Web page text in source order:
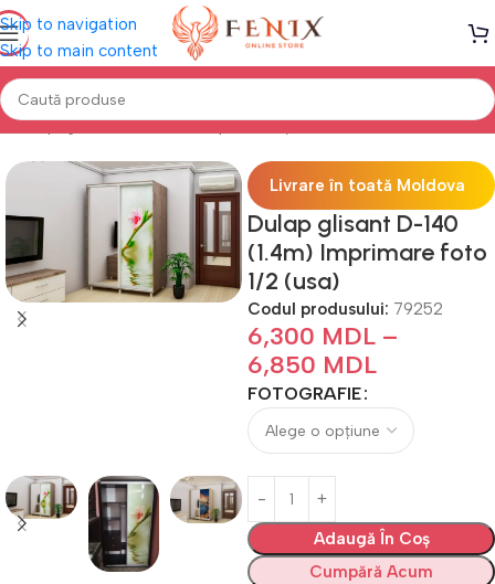
Skip to navigation
Skip to main content
Prima pagină DULAPURI Dulapuri cu uși Glisante Foto
Livrare în toată Moldova
Dulap glisant D-140
(1.4m) Imprimare foto
1/2 (usa)
Codul produsului: 79252
6,300 MDL –
6,850 MDL
FOTOGRAFIE
Adaugă În Coș
Cumpără Acum